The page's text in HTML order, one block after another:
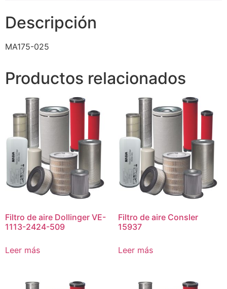
Descripción
MA175-025
Productos relacionados
Filtro de aire Dollinger VE-
1113-2424-509
Leer más
Filtro de aire Consler
15937
Leer más